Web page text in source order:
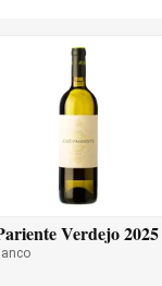
Verdejo 2025